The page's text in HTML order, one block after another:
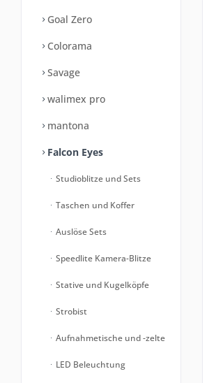
Goal Zero
Colorama
Savage
walimex pro
mantona
Falcon Eyes
Studioblitze und Sets
Taschen und Koffer
Auslöse Sets
Speedlite Kamera-Blitze
Stative und Kugelköpfe
Strobist
Aufnahmetische und -zelte
LED Beleuchtung